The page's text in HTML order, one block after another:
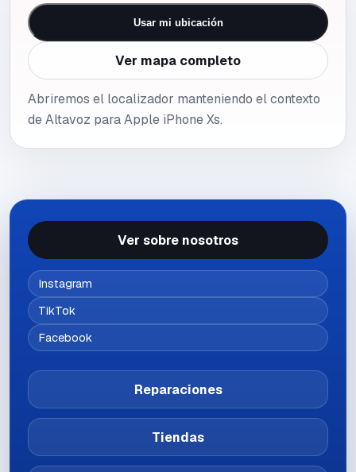
Usar mi ubicación
Ver mapa completo
Abriremos el localizador manteniendo el contexto
de Altavoz para Apple iPhone Xs.
Ver sobre nosotros
Instagram
TikTok
Facebook
Reparaciones
Tiendas